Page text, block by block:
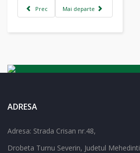
Prec Mai departe
ADRESA
Adresa: Strada Crisan nr.48,
Drobeta Turnu Severin, Judetul Mehedinti